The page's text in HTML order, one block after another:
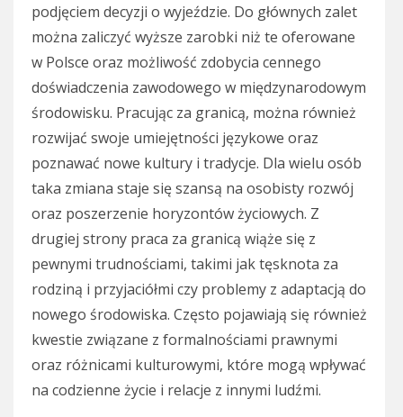
podjęciem decyzji o wyjeździe. Do głównych zalet
można zaliczyć wyższe zarobki niż te oferowane
w Polsce oraz możliwość zdobycia cennego
doświadczenia zawodowego w międzynarodowym
środowisku. Pracując za granicą, można również
rozwijać swoje umiejętności językowe oraz
poznawać nowe kultury i tradycje. Dla wielu osób
taka zmiana staje się szansą na osobisty rozwój
oraz poszerzenie horyzontów życiowych. Z
drugiej strony praca za granicą wiąże się z
pewnymi trudnościami, takimi jak tęsknota za
rodziną i przyjaciółmi czy problemy z adaptacją do
nowego środowiska. Często pojawiają się również
kwestie związane z formalnościami prawnymi
oraz różnicami kulturowymi, które mogą wpływać
na codzienne życie i relacje z innymi ludźmi.